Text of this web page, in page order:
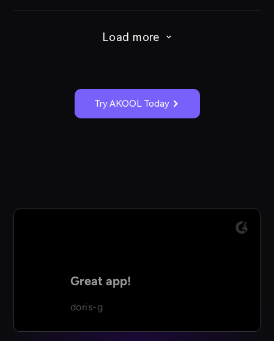
Load more
Try AKOOL Today
Great app!
doris-g